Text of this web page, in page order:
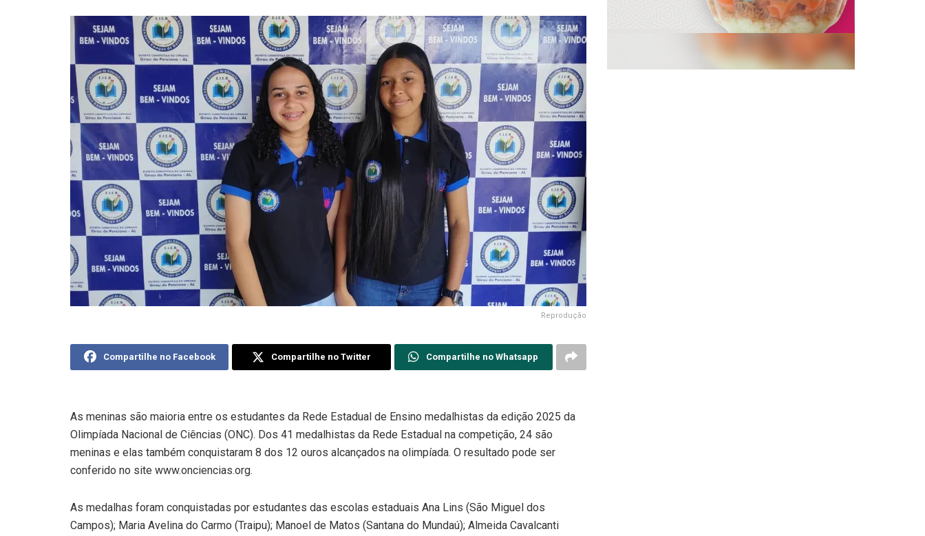
Reprodução
Compartilhe no Facebook Compartilhe no Twitter Compartilhe no Whatsapp
As meninas são maioria entre os estudantes da Rede Estadual de Ensino medalhistas da edição 2025 da
Olimpíada Nacional de Ciências (ONC). Dos 41 medalhistas da Rede Estadual na competição, 24 são
meninas e elas também conquistaram 8 dos 12 ouros alcançados na olimpíada. O resultado pode ser
conferido no site www.onciencias.org.
As medalhas foram conquistadas por estudantes das escolas estaduais Ana Lins (São Miguel dos
Campos); Maria Avelina do Carmo (Traipu); Manoel de Matos (Santana do Mundaú); Almeida Cavalcanti